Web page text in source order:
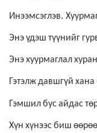
Инээмсэглэв.
Энэүдэш түүнийг
Энэхуурмаглалхуран
Гэтэлждавшгүй хана
Гэмшилбусайдас
Хүн хүнээсбиш